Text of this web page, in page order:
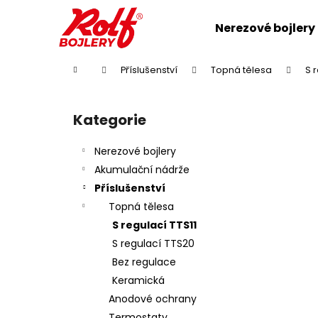
Nerezové bojlery
Domů Příslušenství Topná tělesa S
Přeskočit
kategorie
Kategorie
Nerezové bojlery
Akumulační nádrže
Příslušenství
Topná tělesa
S regulací TTS11
S regulací TTS20
Bez regulace
Keramická
Anodové ochrany
Zpět
Zpět